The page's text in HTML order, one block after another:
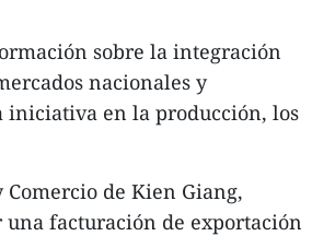
sobre la integración
nacionales y
iniciativa en la producción, los
de Kien Giang,
facturación de exportación